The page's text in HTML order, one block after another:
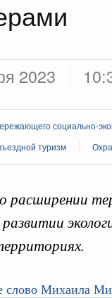
2023
социально-
туризм
расширении
слово Михаила
строительства